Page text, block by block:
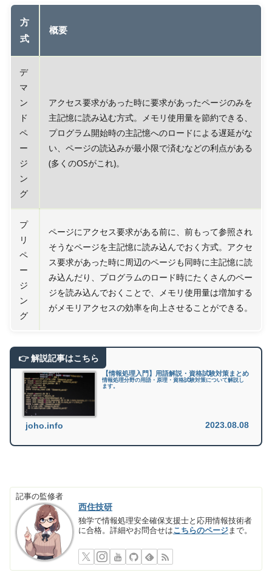
方
式
概要
デ
マ
ン
ド
ペ
ー
ジ
ン
グ
アクセス要求があった時に要求があったページのみを
主記憶に読み込む方式。メモリ使用量を節約できる、
プログラム開始時の主記憶へのロードによる遅延がな
い、ページの読込みが最小限で済むなどの利点がある
(多くのOSがこれ)。
プ
リ
ペ
ー
ジ
ン
グ
ページにアクセス要求がある前に、前もって参照され
そうなページを主記憶に読み込んでおく方式。アクセ
ス要求があった時に周辺のページも同時に主記憶に読
み込んだり、プログラムのロード時にたくさんのペー
ジを読み込んでおくことで、メモリ使用量は増加する
がメモリアクセスの効率を向上させることができる。
【情報処理入門】用語解説・資格試験対策まとめ
情報処理分野の用語・原理・資格試験対策について解説し
ます。
joho.info 2023.08.08
記事の監修者
西住技研
独学で情報処理安全確保支援士と応用情報技術者
に合格。詳細やお問合せはこちらのページ まで。